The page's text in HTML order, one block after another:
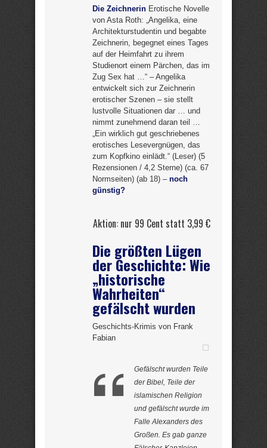
Die Zeichnerin Erotische Novelle
von Asta Roth: „Angelika, eine
Architekturstudentin und begabte
Zeichnerin, begegnet eines Tages
auf der Heimfahrt zu ihrem
Studienort einem Pärchen, das im
Zug Sex hat …“ – Angelika
entwickelt sich zur Zeichnerin
erotischer Szenen – sie stellt
lustvolle Situationen dar … und
nimmt zunehmend daran teil …
„Ein wirklich gut geschriebenes
erotisches Lesevergnügen, das
zum Kopfkino einlädt.“ (Leser) (5
Rezensionen / 4,2 Sterne) (ca. 67
Normseiten) (ab 18) – noch
günstig?
Aktion: nur 99 Cent statt 3,99 €
Die größten Lügen
der Geschichte: Wie
„historische
Wahrheiten“
gefälscht wurden
Geschichts-Krimis von Frank
Fabian
Gefälscht wurden Teile
der Bibel, Teile der
islamischen Religion
und gefälscht wurde im
Falle Alexanders des
Großen. Es gab ganze